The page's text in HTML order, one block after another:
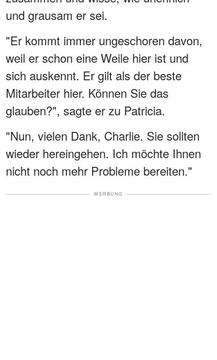
und grausam er sei.
"Er kommt immer ungeschoren davon,
weil er schon eine Weile hier ist und
sich auskennt. Er gilt als der beste
Mitarbeiter hier. Können Sie das
glauben?", sagte er zu Patricia.
"Nun, vielen Dank, Charlie. Sie sollten
wieder hereingehen. Ich möchte Ihnen
nicht noch mehr Probleme bereiten."
WERBUNG